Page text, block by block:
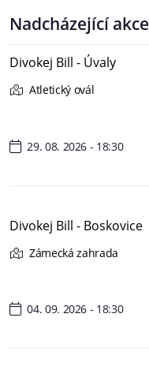
Nadcházející akce
Divokej Bill - Úvaly
Atletický ovál
29. 08. 2026 - 18:30
Divokej Bill - Boskovice
Zámecká zahrada
04. 09. 2026 - 18:30